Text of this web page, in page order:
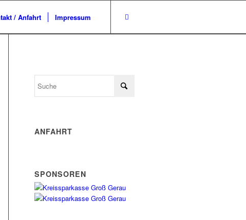
/ Anfahrt Impressum
ANFAHRT
SPONSOREN